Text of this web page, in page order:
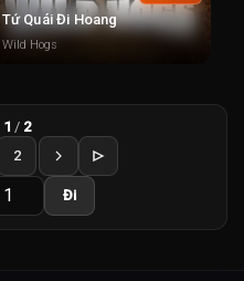
Tứ Quái Đi Hoang
Wild Hogs
1 / 2
2
Đi